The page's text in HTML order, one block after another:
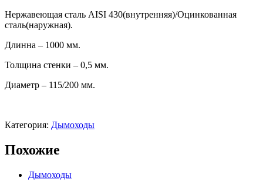
мм.
quantity
Нержавеющая сталь AISI 430(внутренняя)/Оцинкованная
сталь(наружная).
Длинна – 1000 мм.
Толщина стенки – 0,5 мм.
Диаметр – 115/200 мм.
Категория: Дымоходы
Похожие
Дымоходы